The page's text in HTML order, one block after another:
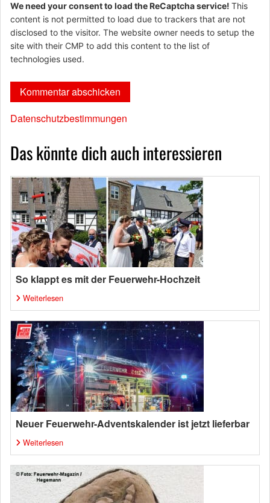
We need your consent to load the ReCaptcha service! This
content is not permitted to load due to trackers that are not
disclosed to the visitor. The website owner needs to setup the
site with their CMP to add this content to the list of
technologies used.
Datenschutzbestimmungen
Das könnte dich auch interessieren
So klappt es mit der Feuerwehr-Hochzeit
Weiterlesen
Neuer Feuerwehr-Adventskalender ist jetzt lieferbar
Weiterlesen